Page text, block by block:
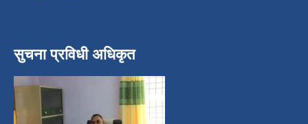
सुचना प्रविधी अधिकृत